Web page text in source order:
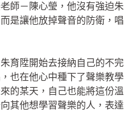
師－陳心瑩，他沒有強迫朱
是讓他放掉聲音的防衛，唱
育陞開始去接納自己的不完
也在他心中種下了聲樂教學
的某天，自己也能將這份溫
其他想學習聲樂的人，表達